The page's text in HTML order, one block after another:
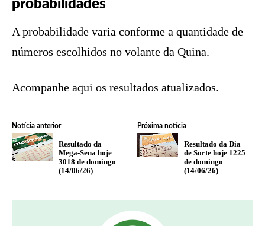
probabilidades
A probabilidade varia conforme a quantidade de
números escolhidos no volante da Quina.
Acompanhe aqui os resultados atualizados.
Notícia anterior
Resultado da
Mega-Sena hoje
3018 de domingo
(14/06/26)
Próxima notícia
Resultado da Dia
de Sorte hoje 1225
de domingo
(14/06/26)